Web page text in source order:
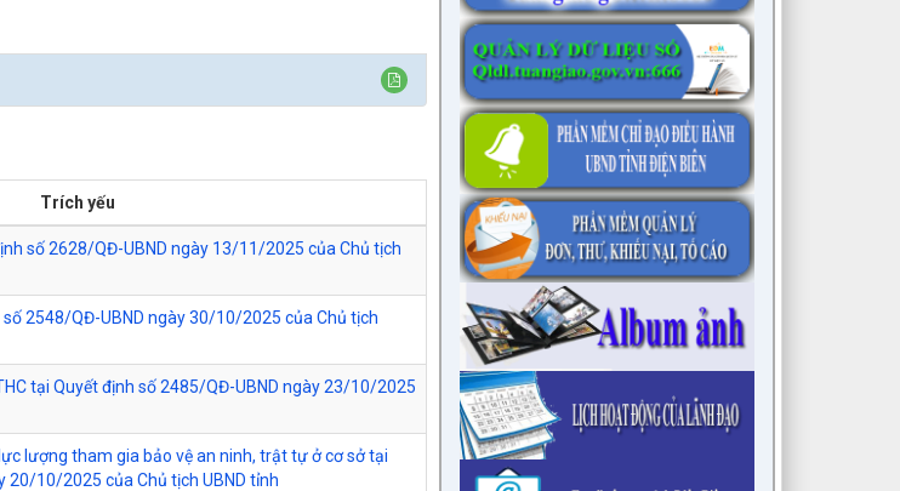
Trích yếu
số 2628/QĐ-UBND ngày 13/11/2025 của Chủ tịch
số 2548/QĐ-UBND ngày 30/10/2025 của Chủ tịch
tại Quyết định số 2485/QĐ-UBND ngày 23/10/2025
lượng tham gia bảo vệ an ninh, trật tự ở cơ sở tại
20/10/2025 của Chủ tịch UBND tỉnh